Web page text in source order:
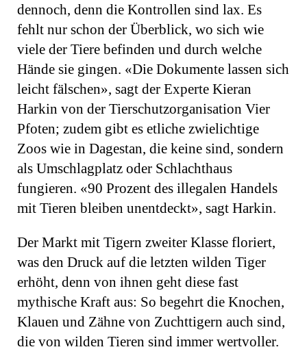
dennoch, denn die Kontrollen sind lax. Es
fehlt nur schon der Überblick, wo sich wie
viele der Tiere befinden und durch welche
Hände sie gingen. «Die Dokumente lassen sich
leicht fälschen», sagt der Experte Kieran
Harkin von der Tierschutzorganisation Vier
Pfoten; zudem gibt es et­liche zwielichtige
Zoos wie in Dagestan, die keine sind, sondern
als Umschlagplatz oder Schlachthaus
fungieren. «90 Prozent des illegalen Handels
mit Tieren bleiben unentdeckt», sagt Harkin.
Der Markt mit Tigern zweiter Klasse floriert,
was den Druck auf die letzten wilden Tiger
erhöht, denn von ihnen geht diese fast
mythische Kraft aus: So begehrt die Knochen,
Klauen und Zähne von Zuchttigern auch sind,
die von wilden Tieren sind immer wertvoller.